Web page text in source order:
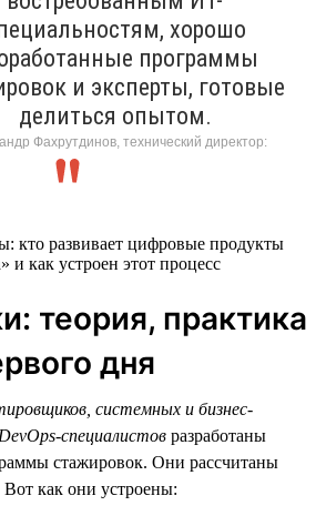
хорошо
программы
и эксперты, готовые
делиться опытом.
Фахрутдинов, технический директор:
теория, практика
дня
системных и бизнес-
специалистов разработаны
стажировок. Они рассчитаны
как они устроены: